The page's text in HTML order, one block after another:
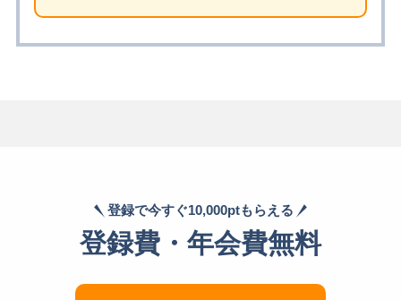
登録で今すぐ10,000ptもらえる
登録費・年会費無料